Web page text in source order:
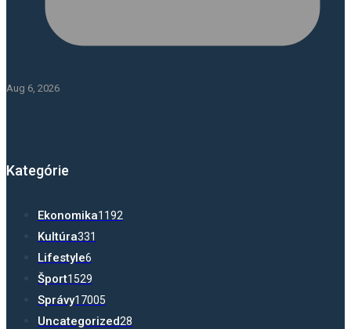
Aug 6, 2026
Kategórie
Ekonomika1192
Kultúra331
Lifestyle6
Šport1529
Správy17005
Uncategorized28